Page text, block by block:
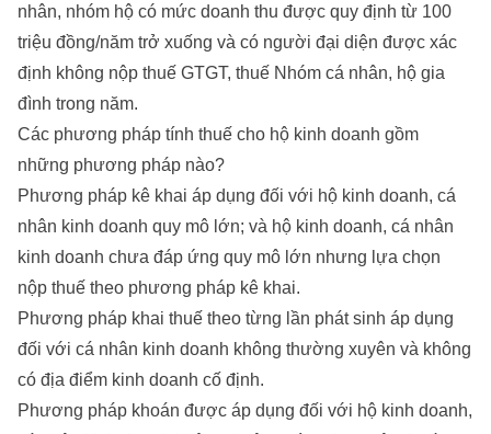
nhân, nhóm hộ có mức doanh thu được quy định từ 100
triệu đồng/năm trở xuống và có người đại diện được xác
định không nộp thuế GTGT, thuế Nhóm cá nhân, hộ gia
đình trong năm.
Các phương pháp tính thuế cho hộ kinh doanh gồm
những phương pháp nào?
Phương pháp kê khai áp dụng đối với hộ kinh doanh, cá
nhân kinh doanh quy mô lớn; và hộ kinh doanh, cá nhân
kinh doanh chưa đáp ứng quy mô lớn nhưng lựa chọn
nộp thuế theo phương pháp kê khai.
Phương pháp khai thuế theo từng lần phát sinh áp dụng
đối với cá nhân kinh doanh không thường xuyên và không
có địa điểm kinh doanh cố định.
Phương pháp khoán được áp dụng đối với hộ kinh doanh,